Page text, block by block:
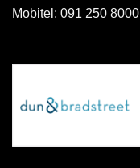
Mobitel: 091 250 8000